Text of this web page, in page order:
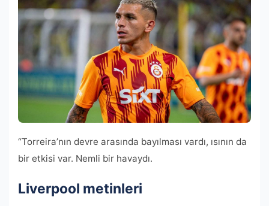
“Torreira’nın devre arasında bayılması vardı, ısının da
bir etkisi var. Nemli bir havaydı.
Liverpool metinleri